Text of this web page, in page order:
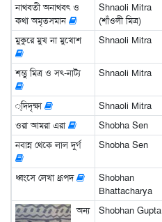
নাথবতী অনাথবৎ ও
কথা অমৃতসমান
Shnaoli Mitra
(শাঁওলী মিত্র)
মুকুরে মুখ না মুখোশ Shnaoli Mitra
শম্ভু মিত্র ও সৎ-নাট্য Shnaoli Mitra
্দিদৃক্ষা Shnaoli Mitra
ওরা আমরা এরা
Shobha Sen
নবান্ন থেকে লাল দুর্গ
Shobha Sen
ধ্বংসে লেখা ধ্রূপদ
Shobhan
Bhattacharya
অন্য Shobhan Gupta